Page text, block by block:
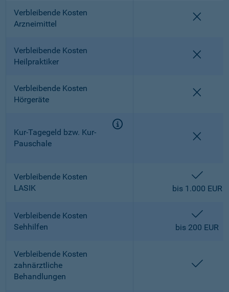
Verbleibende Kosten
Arzneimittel
Verbleibende Kosten
Heilpraktiker
Verbleibende Kosten
Hörgeräte
Kur-Tagegeld bzw. Kur-
Pauschale
Verbleibende Kosten
LASIK
bis 1.000 EUR
Verbleibende Kosten
Sehhilfen
bis 200 EUR
Verbleibende Kosten
zahnärztliche
Behandlungen